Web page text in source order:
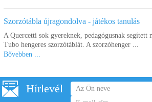
Kosárba
Szorzótábla újragondolva - játékos tanulás
A Quercetti sok gyereknek, pedagógusnak segített
Tubo hengeres szorzótáblát. A szorzóhenger ...
Bővebben ...
Hírlevél